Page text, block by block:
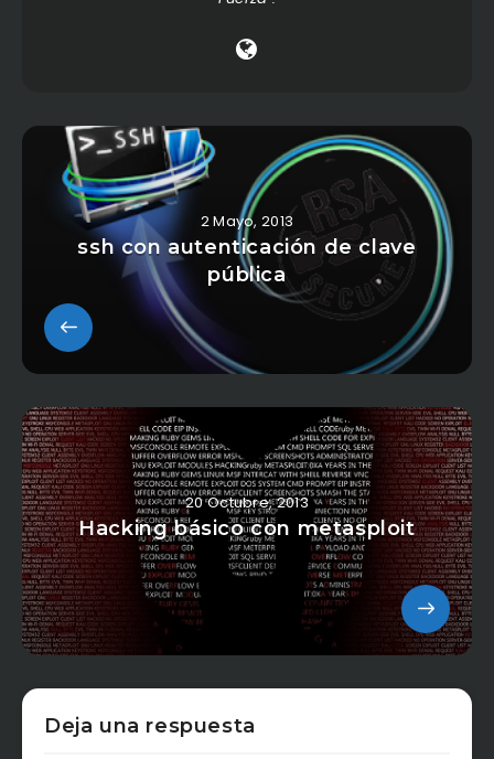
2 Mayo, 2013
ssh con autenticación de clave
pública
20 Octubre, 2013
Hacking básico con metasploit
Deja una respuesta